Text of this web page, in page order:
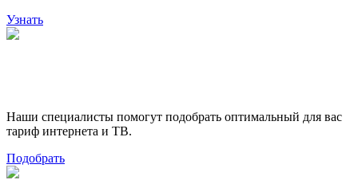
Узнать
Наши специалисты помогут подобрать оптимальный для вас
тариф интернета и ТВ.
Подобрать